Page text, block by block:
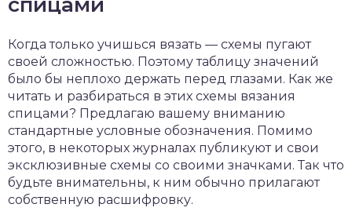
Когда только учишься вязать — схемы пугают
своей сложностью. Поэтому таблицу значений
было бы неплохо держать перед глазами. Как же
читать и разбираться в этих схемы вязания
спицами? Предлагаю вашему вниманию
стандартные условные обозначения. Помимо
этого, в некоторых журналах публикуют и свои
эксклюзивные схемы со своими значками. Так что
будьте внимательны, к ним обычно прилагают
собственную расшифровку.